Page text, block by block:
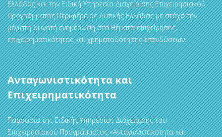
Ελλάδας και την Ειδική Υπηρεσία Διαχείρισης Επιχειρησιακού
Προγράμματος Περιφέρειας Δυτικής Ελλάδας με στόχο την
μέγιστη δυνατή ενημέρωση στα θέματα επιχείρησης,
επιχειρηματικότητας και χρηματοδότησης επενδύσεων.
Ανταγωνιστικότητα και
Επιχειρηματικότητα
Παρουσία της Ειδικής Υπηρεσίας Διαχείρισης του
Επιχειρησιακού Προγράμματος «Ανταγωνιστικότητα και